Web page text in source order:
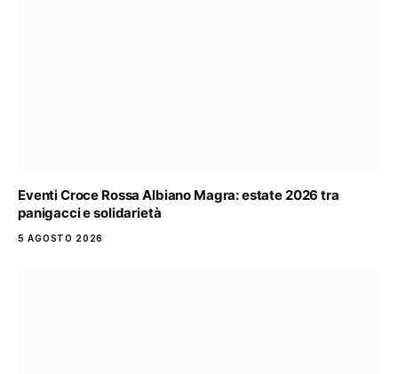
Eventi Croce Rossa Albiano Magra: estate 2026 tra
panigacci e solidarietà
5 AGOSTO 2026